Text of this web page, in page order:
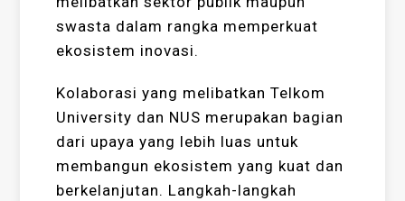
swasta dalam rangka memperkuat
ekosistem inovasi.
Kolaborasi yang melibatkan Telkom
University dan NUS merupakan bagian
dari upaya yang lebih luas untuk
membangun ekosistem yang kuat dan
berkelanjutan. Langkah-langkah